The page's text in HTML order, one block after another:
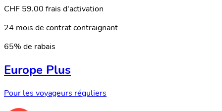
CHF 59.00 frais d'activation
24 mois de contrat contraignant
65% de rabais
Europe Plus
Pour les voyageurs réguliers